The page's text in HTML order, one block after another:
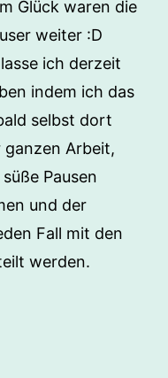
Glück waren die
weiter :D
ich derzeit
indem ich das
selbst dort
ganzen Arbeit,
Pausen
und der
Fall mit den
werden.